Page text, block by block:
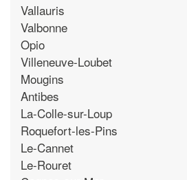
Vallauris
Valbonne
Opio
Villeneuve-Loubet
Mougins
Antibes
La-Colle-sur-Loup
Roquefort-les-Pins
Le-Cannet
Le-Rouret